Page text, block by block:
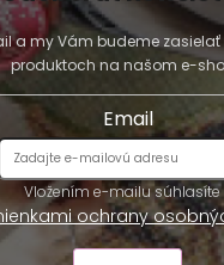
a my Vám budeme
produktoch na našom e-
Email
ochrany